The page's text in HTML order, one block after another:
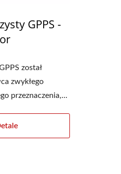
GPPS -
został
zwykłego
przeznaczenia,...